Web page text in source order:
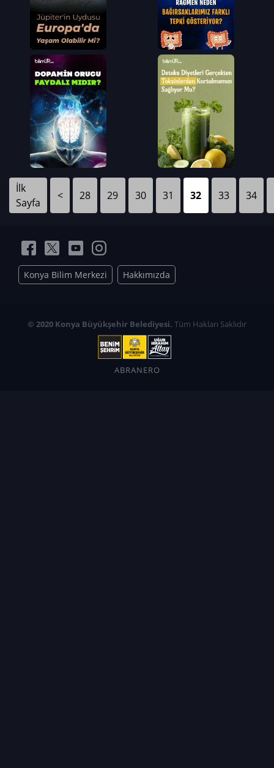
İlk
Sayfa
< 28 29 30 31 32 33 34
Konya Bilim Merkezi Hakkımızda
© 2020 Konya Büyükşehir Belediyesi. Tüm Hakları Saklıdır
ABRANERO